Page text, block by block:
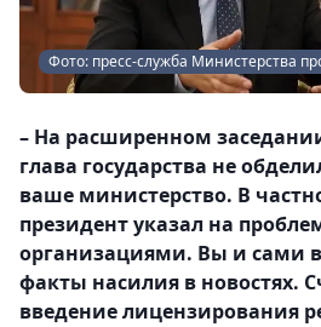
Фото: пресс-служба Министерства
– На расширенном
глава государства не
ваше министерство. В
президент указал на
организациями. Вы и сами
факты насилия в новостях.
введение лицензирования